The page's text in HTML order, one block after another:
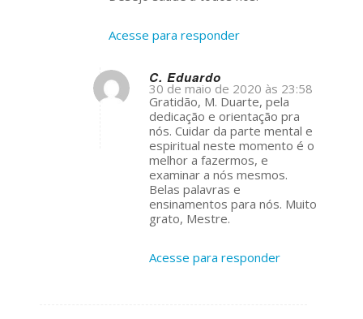
Acesse para responder
C. Eduardo
s
30 de maio de 2020 às 23:58
Gratidão, M. Duarte, pela
dedicação e orientação pra
nós. Cuidar da parte mental e
espiritual neste momento é o
melhor a fazermos, e
examinar a nós mesmos.
Belas palavras e
ensinamentos para nós. Muito
grato, Mestre.
Acesse para responder